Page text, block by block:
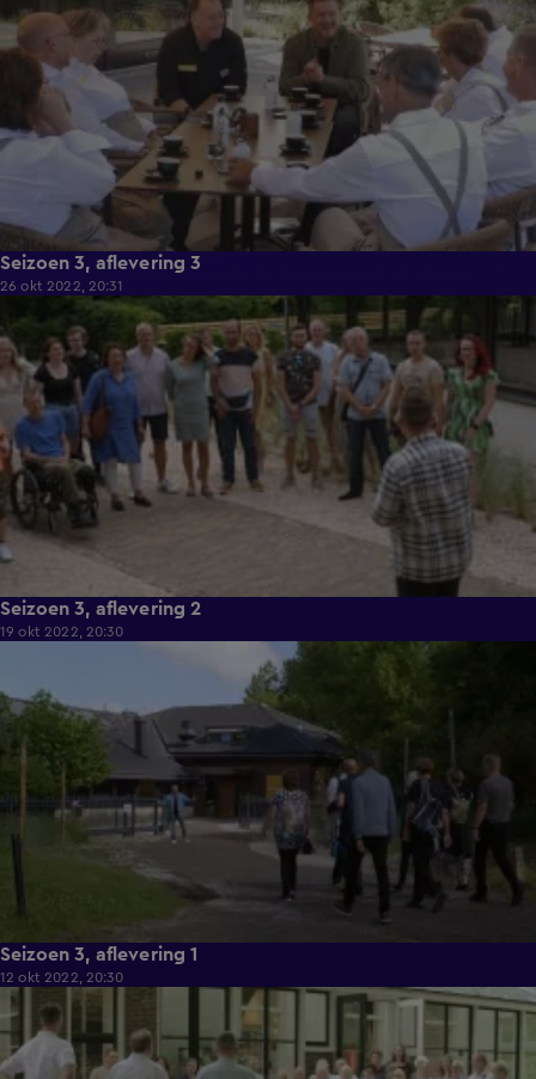
Seizoen 3, aflevering 3
26 okt 2022, 20:31
Seizoen 3, aflevering 2
19 okt 2022, 20:30
Seizoen 3, aflevering 1
12 okt 2022, 20:30
41:06